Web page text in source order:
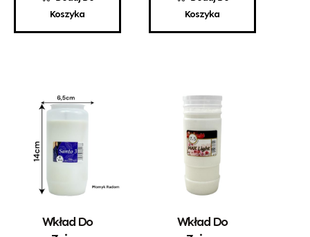
Koszyka
Kaganek 7
Koszyka
EKO ZW 30
Wkład Do
Wkład Do